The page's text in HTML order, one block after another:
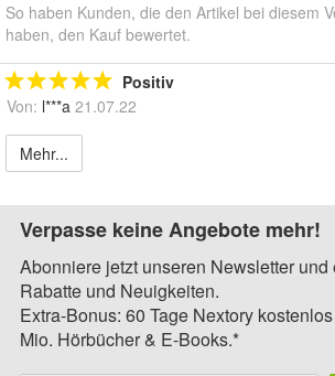
So haben Kunden, die den Artikel bei diesem
haben, den Kauf bewertet.
Positiv
Von: l***a 21.07.22
Mehr...
Verpasse keine Angebote mehr!
Abonniere jetzt unseren Newsletter
Rabatte und Neuigkeiten.
Extra-Bonus: 60 Tage Nextory
Mio. Hörbücher & E-Books.*